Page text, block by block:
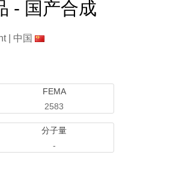
- 国产合成
| 中国
FEMA
2583
分子量
-